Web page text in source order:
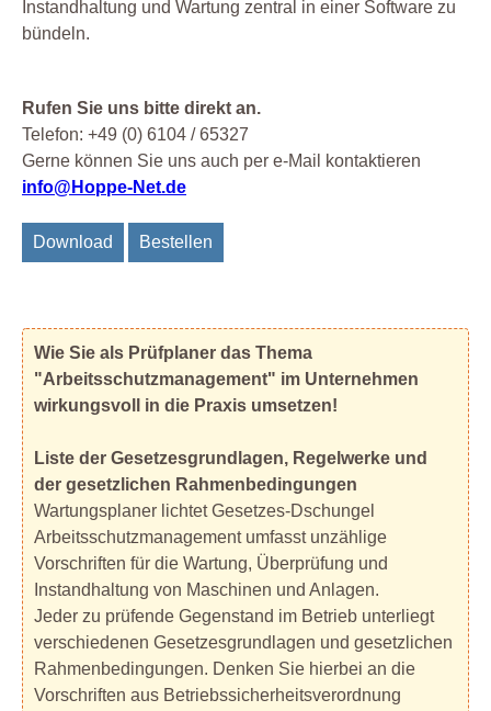
Instandhaltung und Wartung zentral in einer Software zu
bündeln.
Rufen Sie uns bitte direkt an.
Telefon: +49 (0) 6104 / 65327
Gerne können Sie uns auch per e-Mail kontaktieren
info@Hoppe-Net.de
Download Bestellen
Wie Sie als Prüfplaner das Thema
"Arbeitsschutzmanagement" im Unternehmen
wirkungsvoll in die Praxis umsetzen!
Liste der Gesetzesgrundlagen, Regelwerke und
der gesetzlichen Rahmenbedingungen
Wartungsplaner lichtet Gesetzes-Dschungel
Arbeitsschutzmanagement umfasst unzählige
Vorschriften für die Wartung, Überprüfung und
Instandhaltung von Maschinen und Anlagen.
Jeder zu prüfende Gegenstand im Betrieb unterliegt
verschiedenen Gesetzesgrundlagen und gesetzlichen
Rahmenbedingungen. Denken Sie hierbei an die
Vorschriften aus Betriebssicherheitsverordnung